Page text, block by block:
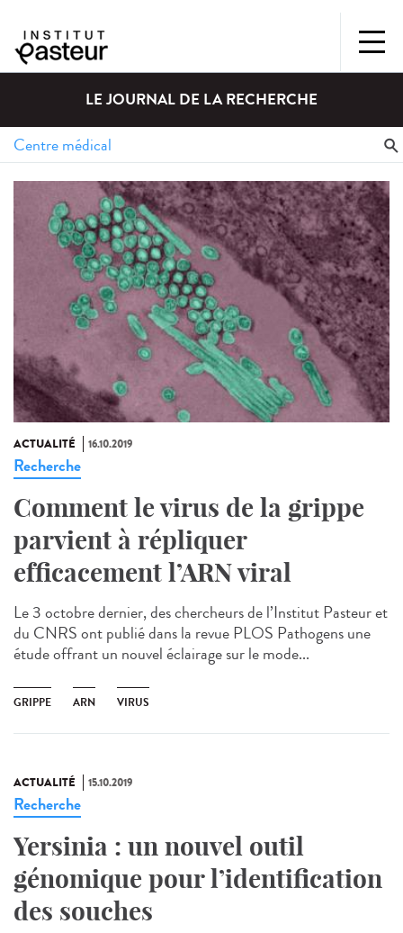
LE JOURNAL DE LA RECHERCHE
ACTUALITÉ 16.10.2019
Recherche
Comment le virus de la grippe
parvient à répliquer
efficacement l’ARN viral
Le 3 octobre dernier, des chercheurs de l’Institut Pasteur et
du CNRS ont publié dans la revue PLOS Pathogens une
étude offrant un nouvel éclairage sur le mode...
GRIPPE ARN VIRUS
ACTUALITÉ 15.10.2019
Recherche
Yersinia : un nouvel outil
génomique pour l’identification
des souches